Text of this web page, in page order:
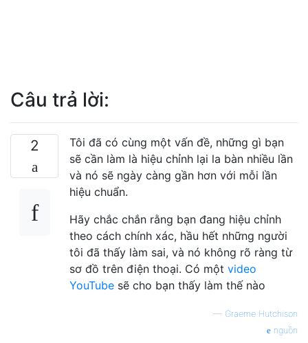
Câu trả lời:
2
Tôi đã có cùng một vấn đề, những gì bạn
sẽ cần làm là hiệu chỉnh lại la bàn nhiều lần
và nó sẽ ngày càng gần hơn với mỗi lần
hiệu chuẩn.
Hãy chắc chắn rằng bạn đang hiệu chỉnh
theo cách chính xác, hầu hết những người
tôi đã thấy làm sai, và nó không rõ ràng từ
sơ đồ trên điện thoại. Có một video
YouTube sẽ cho bạn thấy làm thế nào
— Graeme Hutchison
nguồn